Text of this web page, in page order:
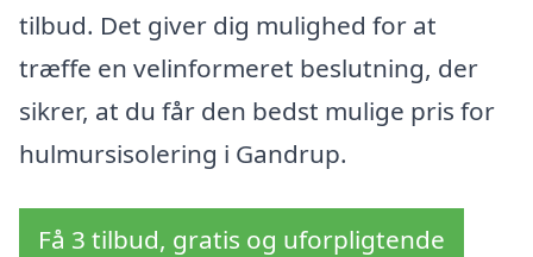
tilbud. Det giver dig mulighed for at
træffe en velinformeret beslutning, der
sikrer, at du får den bedst mulige pris for
hulmursisolering i Gandrup.
Få 3 tilbud, gratis og uforpligtende